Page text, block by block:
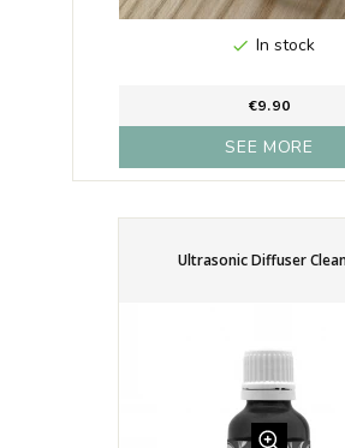
 In stock
€9.90
SEE MORE
Ultrasonic Diffuser